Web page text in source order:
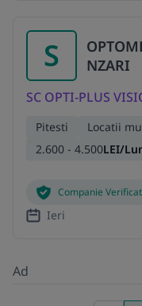
S
NZARI
SC OPTI-PLUS
Pitesti Locatii
2.600 - 4.500LEI/
Companie
Ieri
Ad